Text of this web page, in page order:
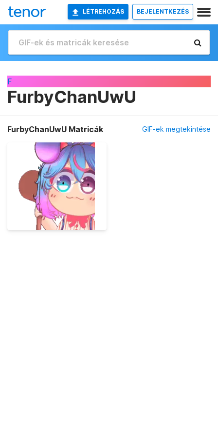
LÉTREHOZÁS BEJELENTKEZÉS
F
FurbyChanUwU
FurbyChanUwU Matricák GIF-ek megtekintése